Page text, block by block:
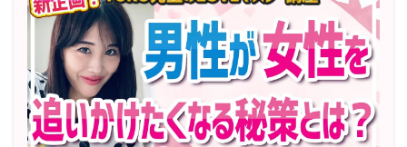
2022年7月〜12月 グループセッション開始 限定10名
様随時満席
2022年4月 米国NLP協会認定NLPコーチ及び日本NLP能